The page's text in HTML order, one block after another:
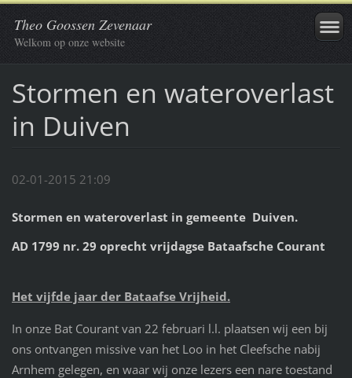
Theo Goossen Zevenaar
Welkom op onze website
Stormen en wateroverlast
in Duiven
02-01-2015 21:09
Stormen en wateroverlast in gemeente Duiven.
AD 1799 nr. 29 oprecht vrijdagse Bataafsche Courant
Het vijfde jaar der Bataafse Vrijheid.
In onze Bat Courant van 22 februari l.l. plaatsen wij een bij
ons ontvangen missive van het Loo in het Cleefsche nabij
Arnhem gelegen, en waar wij onze lezers een nare toestand